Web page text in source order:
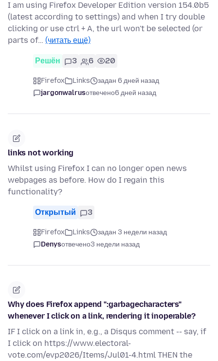
I am using Firefox Developer Edition version 154.0b5
(latest according to settings) and when I try double
clicking or use ctrl + A, the url won't be selected (or
parts of… (читать ещё)
Решён 3 6 20
Firefox Links
задан 6 дней назад
jargonwalrusотвечено6 дней назад
links not working
Whilst using Firefox I can no longer open news
webpages as before. How do I regain this
functionality?
Открытый 3
Firefox Links
задан 3 недели назад
Denysотвечено3 недели назад
Why does Firefox append ":garbagecharacters"
whenever I click on a link, rendering it inoperable?
IF I click on a link in, e.g., a Disqus comment -- say, if
I click on https://www.electoral-
vote.com/evp2026/Items/Jul01-4.html THEN the